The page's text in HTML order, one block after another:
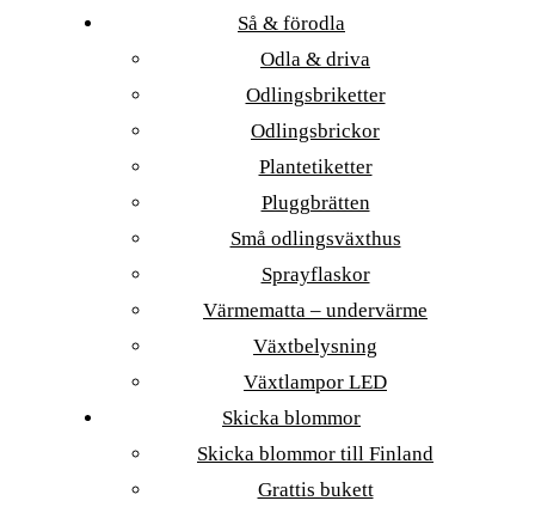
Så & förodla
Odla & driva
Odlingsbriketter
Odlingsbrickor
Plantetiketter
Pluggbrätten
Små odlingsväxthus
Sprayflaskor
Värmematta – undervärme
Växtbelysning
Växtlampor LED
Skicka blommor
Skicka blommor till Finland
Grattis bukett